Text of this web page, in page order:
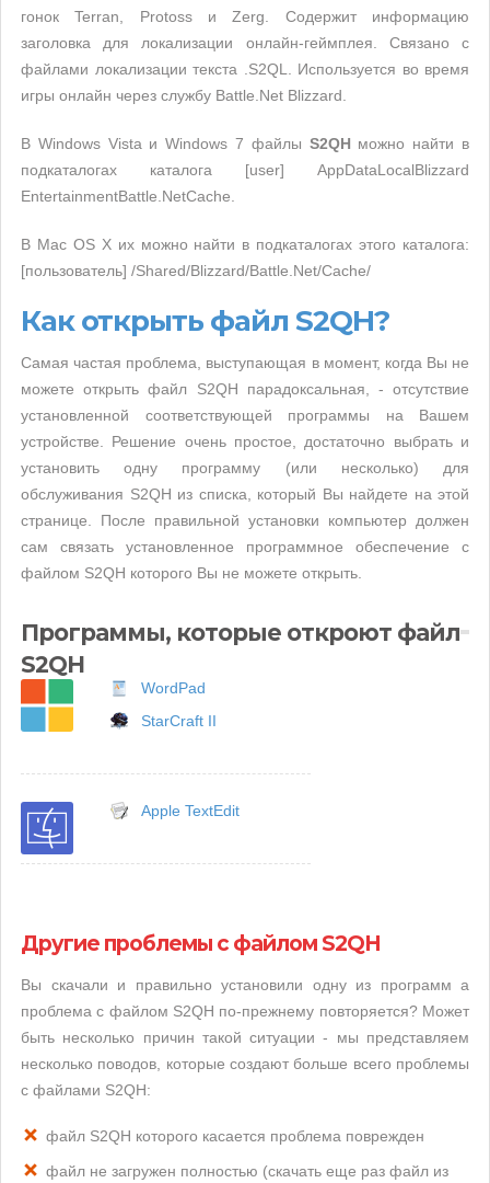
гонок Terran, Protoss и Zerg. Содержит информацию
заголовка для локализации онлайн-геймплея. Связано с
файлами локализации текста .S2QL. Используется во время
игры онлайн через службу Battle.Net Blizzard.
В Windows Vista и Windows 7 файлы S2QH можно найти в
подкаталогах каталога [user] AppDataLocalBlizzard
EntertainmentBattle.NetCache.
В Mac OS X их можно найти в подкаталогах этого каталога:
[пользователь] /Shared/Blizzard/Battle.Net/Cache/
Как открыть файл S2QH?
Самая частая проблема, выступающая в момент, когда Вы не
можете открыть файл S2QH парадоксальная, - отсутствие
установленной соответствующей программы на Вашем
устройстве. Решение очень простое, достаточно выбрать и
установить одну программу (или несколько) для
обслуживания S2QH из списка, который Вы найдете на этой
странице. После правильной установки компьютер должен
сам связать установленное программное обеспечение с
файлом S2QH которого Вы не можете открыть.
Программы, которые откроют файл
S2QH
WordPad
StarCraft II
Apple TextEdit
Другие проблемы с файлом S2QH
Вы скачали и правильно установили одну из программ а
проблема с файлом S2QH по-прежнему повторяется? Может
быть несколько причин такой ситуации - мы представляем
несколько поводов, которые создают больше всего проблемы
с файлами S2QH:
файл S2QH которого касается проблема поврежден
файл не загружен полностью (скачать еще раз файл из